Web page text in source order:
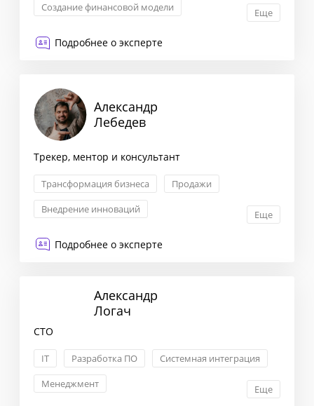
Создание финансовой модели
Еще
Подробнее о эксперте
Александр
Лебедев
Трекер, ментор и консультант
Трансформация бизнеса
Продажи
Внедрение инноваций
Еще
Подробнее о эксперте
Александр
Логач
CTO
IT Разработка ПО
Системная интеграция
Менеджмент
Еще